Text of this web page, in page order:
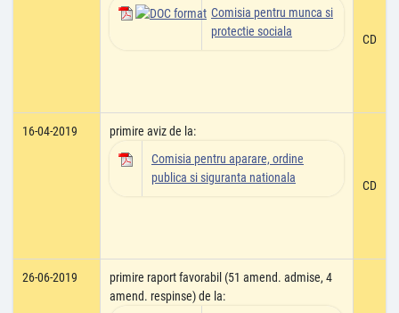
Comisia pentru munca si
protectie sociala
CD
16-04-2019
primire aviz de la:
Comisia pentru aparare, ordine
publica si siguranta nationala
CD
26-06-2019
primire raport favorabil (51 amend. admise, 4
amend. respinse) de la: